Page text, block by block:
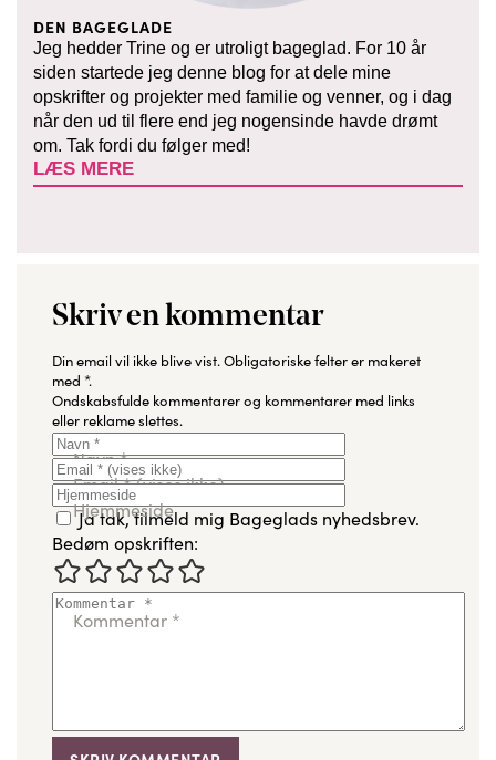
DEN BAGEGLADE
Jeg hedder Trine og er utroligt bageglad. For 10 år
siden startede jeg denne blog for at dele mine
opskrifter og projekter med familie og venner, og i dag
når den ud til flere end jeg nogensinde havde drømt
om. Tak fordi du følger med!
LÆS MERE
Skriv en kommentar
Din email vil ikke blive vist. Obligatoriske felter er makeret
med *.
Ondskabsfulde kommentarer og kommentarer med links
eller reklame slettes.
Navn*
Email*(vises ikke)
Hjemmeside
Ja tak, tilmeld mig Bageglads nyhedsbrev.
Bedøm opskriften:
Kommentar *